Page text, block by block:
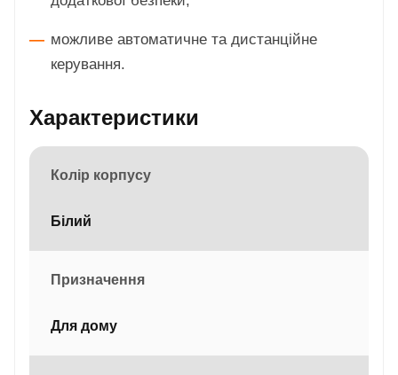
можливе автоматичне та дистанційне
керування.
Характеристики
Колір корпусу
Білий
Призначення
Для дому